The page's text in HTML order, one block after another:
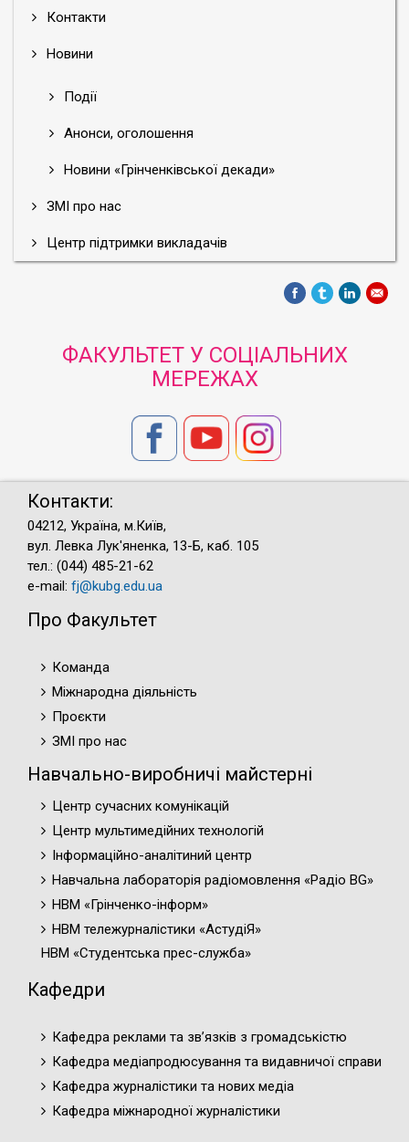
Контакти
Новини
Події
Анонси, оголошення
Новини «Грінченківської декади»
ЗМІ про нас
Центр підтримки викладачів
ФАКУЛЬТЕТ У СОЦІАЛЬНИХ
МЕРЕЖАХ
Контакти:
04212, Україна, м.Київ,
вул. Левка Лук'яненка, 13-Б, каб. 105
тел.: (044) 485-21-62
e-mail: fj@kubg.edu.ua
Про Факультет
Команда
Міжнародна діяльність
Проєкти
ЗМІ про нас
Навчально-виробничі майстерні
Центр сучасних комунікацій
Центр мультимедійних технологій
Інформаційно-аналітиний центр
Навчальна лабораторія радіомовлення «Радіо BG»
НВМ «Грінченко-інформ»
НВМ тележурналістики «АстудіЯ»
НВМ «Студентська прес-служба»
Кафедри
Кафедра реклами та зв’язків з громадськістю
Кафедра медіапродюсування та видавничої справи
Кафедра журналістики та нових медіа
Кафедра міжнародної журналістики